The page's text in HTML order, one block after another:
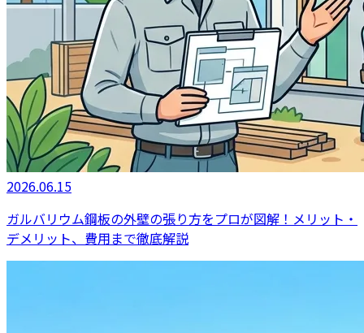
2026.06.15
ガルバリウム鋼板の外壁の張り方をプロが図解！メリット・
デメリット、費用まで徹底解説